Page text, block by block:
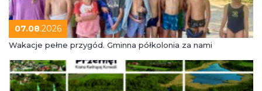
07.08.2026
Wakacje pełne przygód. Gminna półkolonia za nami